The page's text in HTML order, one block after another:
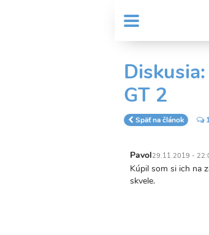
MENU
Header
menu
User
account
GT 2
Späť na článok
Pavol29.11.2019 -
Kúpil som si ich na
skvele.